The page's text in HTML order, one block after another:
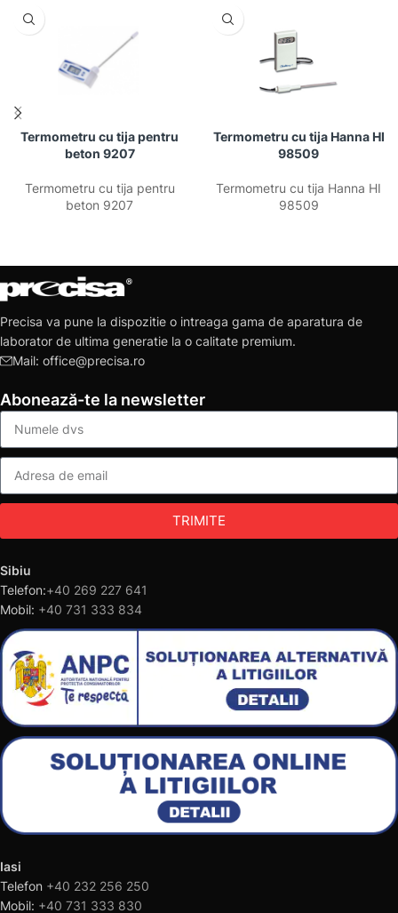
Termometru cu tija pentru
beton 9207
Termometru cu tija pentru
beton 9207
Termometru cu tija Hanna HI
98509
Termometru cu tija Hanna HI
98509
Precisa va pune la dispozitie o intreaga gama de aparatura de
laborator de ultima generatie la o calitate premium.
Mail: office@precisa.ro
Abonează-te la newsletter
TRIMITE
Sibiu
Telefon:+40 269 227 641
Mobil: +40 731 333 834
Iasi
Telefon +40 232 256 250
Mobil: +40 731 333 830